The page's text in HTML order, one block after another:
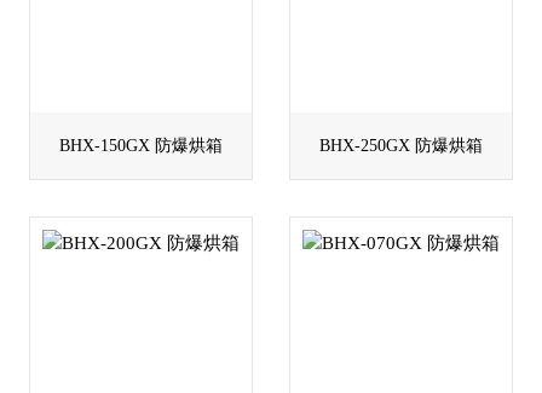
BHX-150GX 防爆烘箱 BHX-250GX 防爆烘箱